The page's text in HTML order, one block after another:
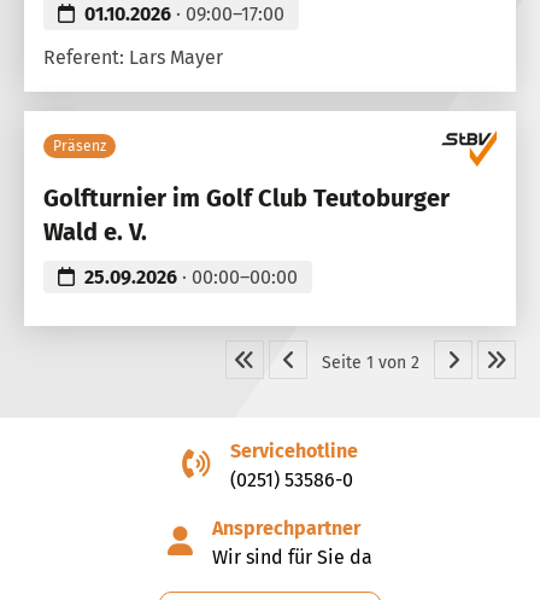
01.10.2026 · 09:00–17:00
Referent: Lars Mayer
Präsenz
Golfturnier im Golf Club Teutoburger
Wald e. V.
25.09.2026 · 00:00–00:00
Seite 1 von 2
Servicehotline
(0251) 53586-0
Ansprechpartner
Wir sind für Sie da